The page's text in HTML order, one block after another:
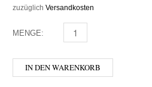
zuzüglich Versandkosten
MENGE: PINAQ - ORIGINAL MENGE
IN DEN WARENKORB